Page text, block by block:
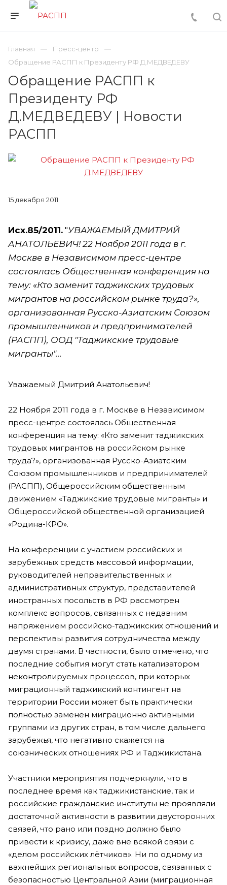
Главная
Пресс-центр
Обращение РАСПП к Президенту РФ Д.МЕДВЕДЕВУ
Обращение РАСПП к
Президенту РФ
Д.МЕДВЕДЕВУ | Новости
РАСПП
15 декабря 2011
Исх.85/2011. "УВАЖАЕМЫЙ ДМИТРИЙ
АНАТОЛЬЕВИЧ! 22 Ноября 2011 года в г.
Москве в Независимом пресс-центре
состоялась Общественная конференция на
тему: «Кто заменит таджикских трудовых
мигрантов на российском рынке труда?»,
организованная Русско-Азиатским Союзом
промышленников и предпринимателей
(РАСПП), ООД "Таджикские трудовые
мигранты"...
Уважаемый Дмитрий Анатольевич!
22 Ноября 2011 года в г. Москве в Независимом
пресс-центре состоялась Общественная
конференция на тему: «Кто заменит таджикских
трудовых мигрантов на российском рынке
труда?», организованная Русско-Азиатским
Союзом промышленников и предпринимателей
(РАСПП), Общероссийским общественным
движением «Таджикские трудовые мигранты» и
Общероссийской общественной организацией
«Родина-КРО».
На конференции с участием российских и
зарубежных средств массовой информации,
руководителей неправительственных и
административных структур, представителей
иностранных посольств в РФ рассмотрен
комплекс вопросов, связанных с недавним
напряжением российско-таджикских отношений и
перспективы развития сотрудничества между
двумя странами. В частности, было отмечено, что
последние события могут стать катализатором
неконтролируемых процессов, при которых
миграционный таджикский контингент на
территории России может быть практически
полностью заменён миграционно активными
группами из других стран, в том числе дальнего
зарубежья, что негативно скажется на
союзнических отношениях РФ и Таджикистана.
Участники мероприятия подчеркнули, что в
последнее время как таджикистанские, так и
российские гражданские институты не проявляли
достаточной активности в развитии двусторонних
связей, что рано или поздно должно было
привести к кризису, даже вне всякой связи с
«делом российских лётчиков». Ни по одному из
важнейших региональных вопросов, связанных с
безопасностью Центральной Азии (миграционная